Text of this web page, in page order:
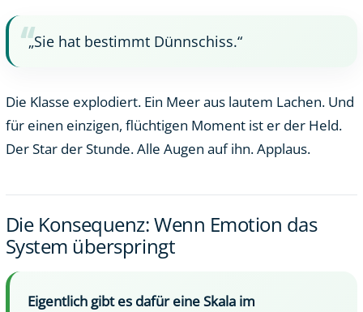
„Sie hat bestimmt Dünnschiss.“
Die Klasse explodiert. Ein Meer aus lautem Lachen. Und
für einen einzigen, flüchtigen Moment ist er der Held.
Der Star der Stunde. Alle Augen auf ihn. Applaus.
Die Konsequenz: Wenn Emotion das
System überspringt
Eigentlich gibt es dafür eine Skala im